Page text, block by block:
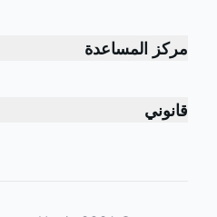
مركز المساعدة
قانوني